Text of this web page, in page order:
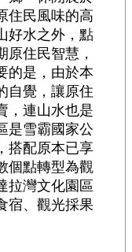
住民風味的高
好水之外，點
原住民智慧，
的是，由於本
自覺，讓原住
，連山水也是
是雪霸國家公
搭配原本已享
個點轉型為觀
拉灣文化園區
宿、觀光採果